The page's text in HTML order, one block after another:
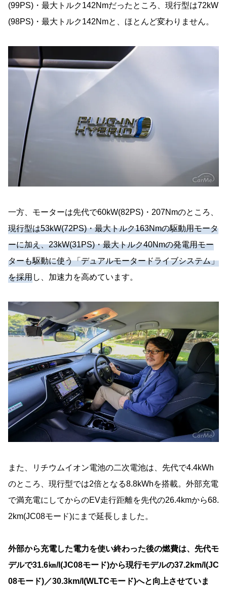
(99PS)・最大トルク142Nmだったところ、現行型は72kW
(98PS)・最大トルク142Nmと、ほとんど変わりません。
一方、モーターは先代で60kW(82PS)・207Nmのところ、
現行型は53kW(72PS)・最大トルク163Nmの駆動用モータ
ーに加え、23kW(31PS)・最大トルク40Nmの発電用モー
ターも駆動に使う「デュアルモータードライブシステム」
を採用し、加速力を高めています。
また、リチウムイオン電池の二次電池は、先代で4.4kWh
のところ、現行型では2倍となる8.8kWhを搭載。外部充電
で満充電にしてからのEV走行距離を先代の26.4kmから68.
2km(JC08モード)にまで延長しました。
外部から充電した電力を使い終わった後の燃費は、先代モ
デルで31.6㎞/l(JC08モード)から現行モデルの37.2km/l(JC
08モード)／30.3km/l(WLTCモード)へと向上させていま